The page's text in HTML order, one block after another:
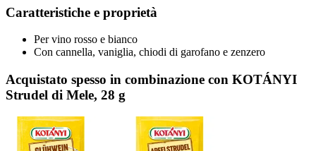
Caratteristiche e proprietà
Per vino rosso e bianco
Con cannella, vaniglia, chiodi di garofano e zenzero
Acquistato spesso in combinazione con KOTÁNYI
Strudel di Mele, 28 g